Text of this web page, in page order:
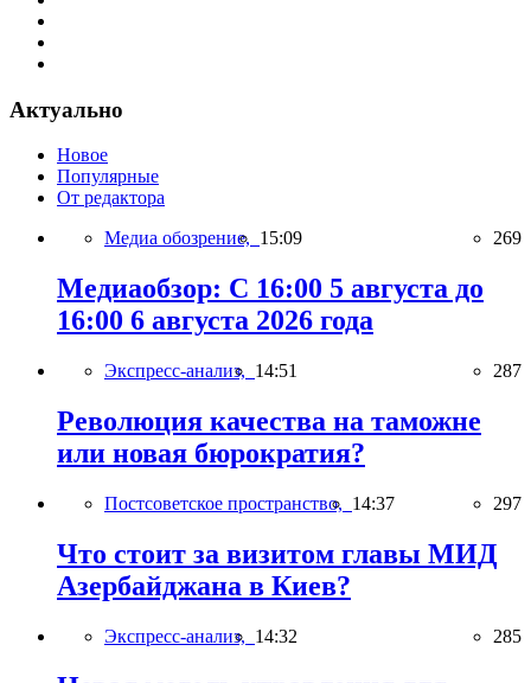
Актуально
Новое
Популярные
От редактора
Медиа обозрение, 15:09 269
Медиаобзор: С 16:00 5 августа до
16:00 6 августа 2026 года
Экспресс-анализ, 14:51 287
Революция качества на таможне
или новая бюрократия?
Постсоветское пространство, 14:37 297
Что стоит за визитом главы МИД
Азербайджана в Киев?
Экспресс-анализ, 14:32 285